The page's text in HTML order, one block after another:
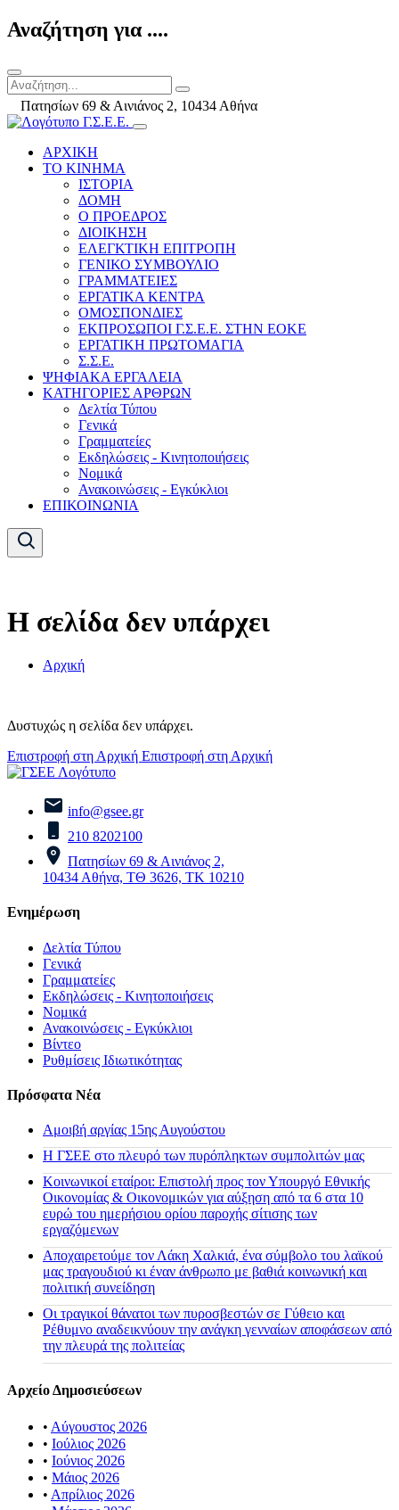
Αναζήτηση για ....
Πατησίων 69 & Αινιάνος 2, 10434 Αθήνα
ΑΡΧΙΚΗ
ΤΟ ΚΙΝΗΜΑ
ΙΣΤΟΡΙΑ
ΔΟΜΗ
Ο ΠΡΟΕΔΡΟΣ
ΔΙΟΙΚΗΣΗ
ΕΛΕΓΚΤΙΚΗ ΕΠΙΤΡΟΠΗ
ΓΕΝΙΚΟ ΣΥΜΒΟΥΛΙΟ
ΓΡΑΜΜΑΤΕΙΕΣ
ΕΡΓΑΤΙΚΑ ΚΕΝΤΡΑ
ΟΜΟΣΠΟΝΔΙΕΣ
ΕΚΠΡΟΣΩΠΟΙ Γ.Σ.Ε.Ε. ΣΤΗΝ ΕΟΚΕ
ΕΡΓΑΤΙΚΗ ΠΡΩΤΟΜΑΓΙΑ
Σ.Σ.Ε.
ΨΗΦΙΑΚΑ ΕΡΓΑΛΕΙΑ
ΚΑΤΗΓΟΡΙΕΣ ΑΡΘΡΩΝ
Δελτία Τύπου
Γενικά
Γραμματείες
Εκδηλώσεις - Κινητοποιήσεις
Νομικά
Ανακοινώσεις - Εγκύκλιοι
ΕΠΙΚΟΙΝΩΝΙΑ
Η σελίδα δεν υπάρχει
Αρχική
Δυστυχώς η σελίδα δεν υπάρχει.
Επιστροφή στη Αρχική Επιστροφή στη Αρχική
info@gsee.gr
210 8202100
Πατησίων 69 & Αινιάνος 2,
10434 Αθήνα, ΤΘ 3626, ΤΚ 10210
Ενημέρωση
Δελτία Τύπου
Γενικά
Γραμματείες
Εκδηλώσεις - Κινητοποιήσεις
Νομικά
Ανακοινώσεις - Εγκύκλιοι
Βίντεο
Ρυθμίσεις Ιδιωτικότητας
Πρόσφατα Νέα
Αμοιβή αργίας 15ης Αυγούστου
H ΓΣΕΕ στο πλευρό των πυρόπληκτων συμπολιτών μας
Κοινωνικοί εταίροι: Επιστολή προς τον Υπουργό Εθνικής
Οικονομίας & Οικονομικών για αύξηση από τα 6 στα 10
ευρώ του ημερήσιου ορίου παροχής σίτισης των
εργαζόμενων
Αποχαιρετούμε τον Λάκη Χαλκιά, ένα σύμβολο του λαϊκού
μας τραγουδιού κι έναν άνθρωπο με βαθιά κοινωνική και
πολιτική συνείδηση
Οι τραγικοί θάνατοι των πυροσβεστών σε Γύθειο και
Ρέθυμνο αναδεικνύουν την ανάγκη γενναίων αποφάσεων από
την πλευρά της πολιτείας
Αρχείο Δημοσιεύσεων
• Αύγουστος 2026
• Ιούλιος 2026
• Ιούνιος 2026
• Μάιος 2026
• Απρίλιος 2026